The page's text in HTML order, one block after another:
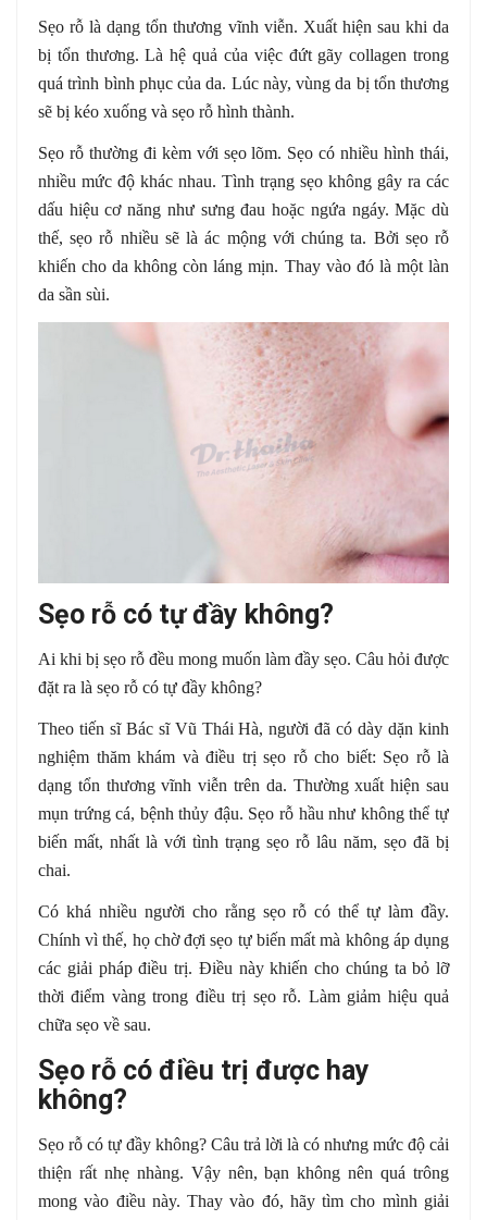
Sẹo rỗ là dạng tổn thương vĩnh viễn. Xuất hiện sau khi da
bị tổn thương. Là hệ quả của việc đứt gãy collagen trong
quá trình bình phục của da. Lúc này, vùng da bị tổn thương
sẽ bị kéo xuống và sẹo rỗ hình thành.
Sẹo rỗ thường đi kèm với sẹo lõm. Sẹo có nhiều hình thái,
nhiều mức độ khác nhau. Tình trạng sẹo không gây ra các
dấu hiệu cơ năng như sưng đau hoặc ngứa ngáy. Mặc dù
thế, sẹo rỗ nhiều sẽ là ác mộng với chúng ta. Bởi sẹo rỗ
khiến cho da không còn láng mịn. Thay vào đó là một làn
da sần sùi.
Sẹo rỗ có tự đầy không?
Ai khi bị sẹo rỗ đều mong muốn làm đầy sẹo. Câu hỏi được
đặt ra là sẹo rỗ có tự đầy không?
Theo tiến sĩ Bác sĩ Vũ Thái Hà, người đã có dày dặn kinh
nghiệm thăm khám và điều trị sẹo rỗ cho biết: Sẹo rỗ là
dạng tổn thương vĩnh viễn trên da. Thường xuất hiện sau
mụn trứng cá, bệnh thủy đậu. Sẹo rỗ hầu như không thể tự
biến mất, nhất là với tình trạng sẹo rỗ lâu năm, sẹo đã bị
chai.
Có khá nhiều người cho rằng sẹo rỗ có thể tự làm đầy.
Chính vì thế, họ chờ đợi sẹo tự biến mất mà không áp dụng
các giải pháp điều trị. Điều này khiến cho chúng ta bỏ lỡ
thời điểm vàng trong điều trị sẹo rỗ. Làm giảm hiệu quả
chữa sẹo về sau.
Sẹo rỗ có điều trị được hay
không?
Sẹo rỗ có tự đầy không? Câu trả lời là có nhưng mức độ cải
thiện rất nhẹ nhàng. Vậy nên, bạn không nên quá trông
mong vào điều này. Thay vào đó, hãy tìm cho mình giải